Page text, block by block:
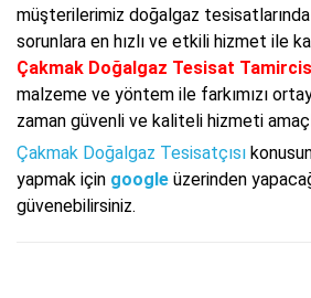
müşterilerimiz doğalgaz tesisatlarında
sorunlara en hızlı ve etkili hizmet ile
Çakmak Doğalgaz Tesisat
malzeme ve yöntem ile farkımızı
zaman güvenli ve kaliteli hizmeti
Çakmak Doğalgaz Tesisatçısı
yapmak için google üzerinden
güvenebilirsiniz.